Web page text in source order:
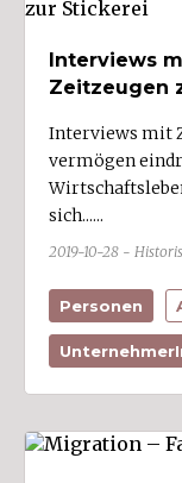
Langen bei
Langenegg
Laterns
Lauterach (4)
Lech (1)
Lingenau
Lochau (2)
Ludesch (2)
Lustenau (22)
Mäder (1)
Meiningen (1)
Interviews
Zeitzeugen
Interviews mit
vermögen
sich......
2019-10-28 -
Personen